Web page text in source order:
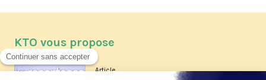
KTO vous propose
Article